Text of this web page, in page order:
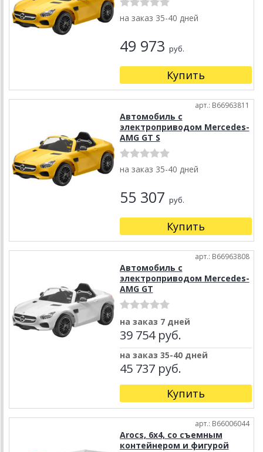
на заказ 35-40 дней
49 973 руб.
Купить
арт.: B66963811
Автомобиль с
электроприводом Mercedes-
AMG GT S
на заказ 35-40 дней
55 307 руб.
Купить
арт.: B66963808
Автомобиль с
электроприводом Mercedes-
AMG GT
на заказ 7 дней
39 754 руб.
на заказ 35-40 дней
45 737 руб.
Купить
арт.: B66006044
Arocs, 6x4, со съемным
контейнером и фигурой